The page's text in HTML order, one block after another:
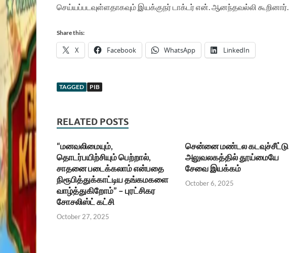
செய்யப்படவுள்ளதாகவும் இயக்குநர் டாக்டர் என். ஆனந்தவல்லி கூறினார்.
Share this:
X Facebook WhatsApp LinkedIn
TAGGED PIB
RELATED POSTS
“மனவலிமையும்,
தொடர்பயிற்சியும் பெற்றால்,
சாதனை படைக்கலாம் என்பதை
நிரூபித்துக்காட்டிய தங்கமகளை
வாழ்த்துகிறோம்” – புரட்சிகர
சோசலிஸ்ட் கட்சி
October 27, 2025
சென்னை மண்டல கடவுச்சீட்டு
அலுவலகத்தில் தூய்மையே
சேவை இயக்கம்
October 6, 2025